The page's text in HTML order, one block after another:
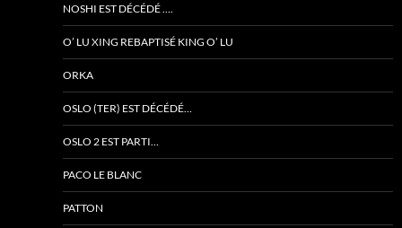
NOSHI EST DÉCÉDÉ ….
O’ LU XING REBAPTISÉ KING O’ LU
ORKA
OSLO (TER) EST DÉCÉDÉ…
OSLO 2 EST PARTI…
PACO LE BLANC
PATTON